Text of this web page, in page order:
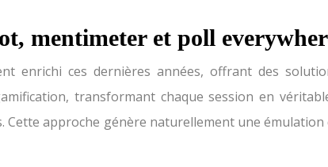
mentimeter et poll
enrichi ces dernières années, offrant des
transformant chaque session en
approche génère naturellement une